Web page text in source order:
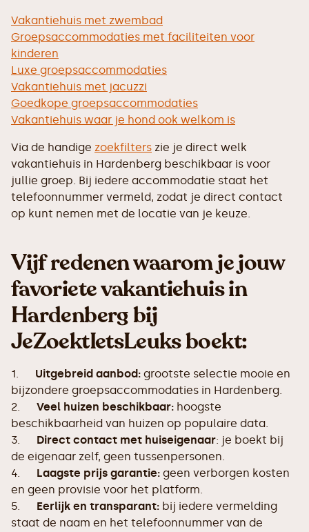
Vakantiehuis met zwembad
Groepsaccommodaties met faciliteiten voor
kinderen
Luxe groepsaccommodaties
Vakantiehuis met jacuzzi
Goedkope groepsaccommodaties
Vakantiehuis waar je hond ook welkom is
Via de handige zoekfilters zie je direct welk
vakantiehuis in Hardenberg beschikbaar is voor
jullie groep. Bij iedere accommodatie staat het
telefoonnummer vermeld, zodat je direct contact
op kunt nemen met de locatie van je keuze.
Vijf redenen waarom je jouw
favoriete vakantiehuis in
Hardenberg bij
JeZoektIetsLeuks boekt:
1. Uitgebreid aanbod: grootste selectie mooie en
bijzondere groepsaccommodaties in Hardenberg.
2. Veel huizen beschikbaar: hoogste
beschikbaarheid van huizen op populaire data.
3. Direct contact met huiseigenaar: je boekt bij
de eigenaar zelf, geen tussenpersonen.
4. Laagste prijs garantie: geen verborgen kosten
en geen provisie voor het platform.
5. Eerlijk en transparant: bij iedere vermelding
staat de naam en het telefoonnummer van de